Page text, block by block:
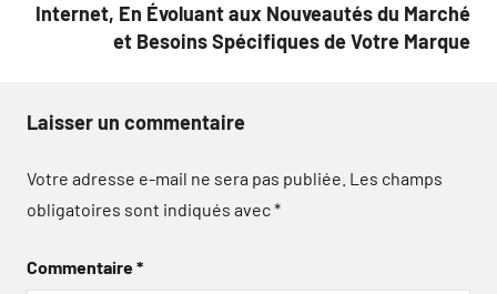
Internet, En Évoluant aux Nouveautés du Marché
et Besoins Spécifiques de Votre Marque
Laisser un commentaire
Votre adresse e-mail ne sera pas publiée. Les champs
obligatoires sont indiqués avec*
Commentaire*